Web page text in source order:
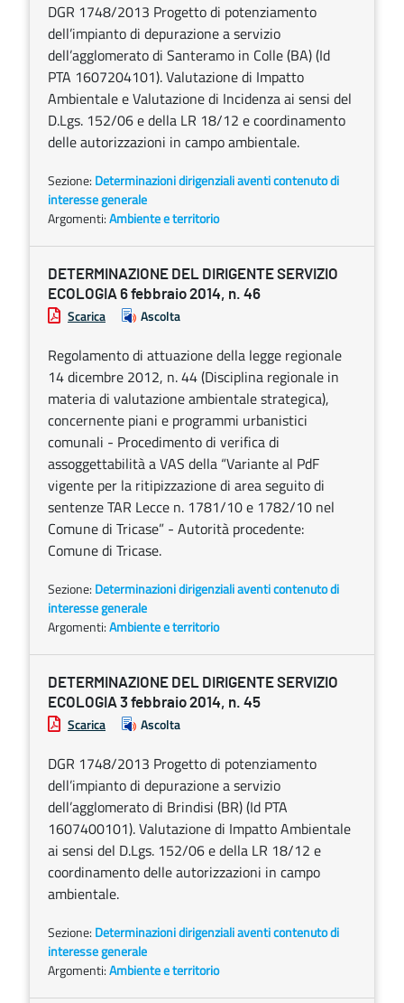
DGR 1748/2013 Progetto di potenziamento
dell’impianto di depurazione a servizio
dell’agglomerato di Santeramo in Colle (BA) (Id
PTA 1607204101). Valutazione di Impatto
Ambientale e Valutazione di Incidenza ai sensi del
D.Lgs. 152/06 e della LR 18/12 e coordinamento
delle autorizzazioni in campo ambientale.
Sezione: Determinazioni dirigenziali aventi contenuto di
interesse generale
Argomenti:Ambiente e territorio
DETERMINAZIONE DEL DIRIGENTE SERVIZIO
ECOLOGIA 6 febbraio 2014, n. 46
Scarica Ascolta
Regolamento di attuazione della legge regionale
14 dicembre 2012, n. 44 (Disciplina regionale in
materia di valutazione ambientale strategica),
concernente piani e programmi urbanistici
comunali - Procedimento di verifica di
assoggettabilità a VAS della “Variante al PdF
vigente per la ritipizzazione di area seguito di
sentenze TAR Lecce n. 1781/10 e 1782/10 nel
Comune di Tricase” - Autorità procedente:
Comune di Tricase.
Sezione: Determinazioni dirigenziali aventi contenuto di
interesse generale
Argomenti:Ambiente e territorio
DETERMINAZIONE DEL DIRIGENTE SERVIZIO
ECOLOGIA 3 febbraio 2014, n. 45
Scarica Ascolta
DGR 1748/2013 Progetto di potenziamento
dell’impianto di depurazione a servizio
dell’agglomerato di Brindisi (BR) (Id PTA
1607400101). Valutazione di Impatto Ambientale
ai sensi del D.Lgs. 152/06 e della LR 18/12 e
coordinamento delle autorizzazioni in campo
ambientale.
Sezione: Determinazioni dirigenziali aventi contenuto di
interesse generale
Argomenti:Ambiente e territorio